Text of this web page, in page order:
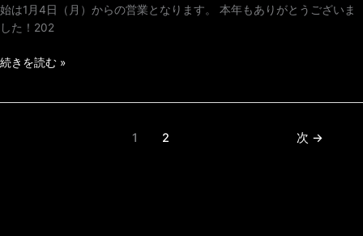
始は1月4日（月）からの営業となります。 本年もありがとうございま
した！202
い
て
続きを読む »
1 2 次 →